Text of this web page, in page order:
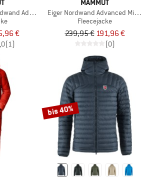
Advanced Midlayer Jacket
€
(1)
MAMMUT
Eiger Nordwand Advanced Midlayer
Fleecejacke
239,95 € 191,96 €
(0)
bis 40%